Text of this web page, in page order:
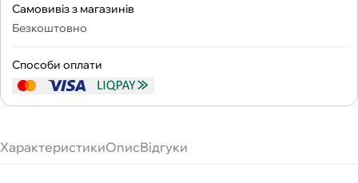
Самовивіз з магазинів
Безкоштовно
Способи оплати
ХарактеристикиОписВідгуки